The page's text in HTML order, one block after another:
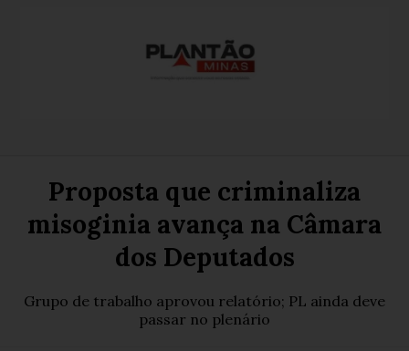
Proposta que criminaliza
misoginia avança na Câmara
dos Deputados
Grupo de trabalho aprovou relatório; PL ainda deve
passar no plenário